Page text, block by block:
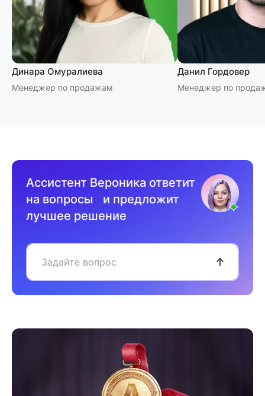
Динара Омуралиева
Менеджер по продажам
Данил Гордовер
Менеджер по
Ассистент Вероника ответит
на вопросы и предложит
лучшее решение
Задайте вопрос